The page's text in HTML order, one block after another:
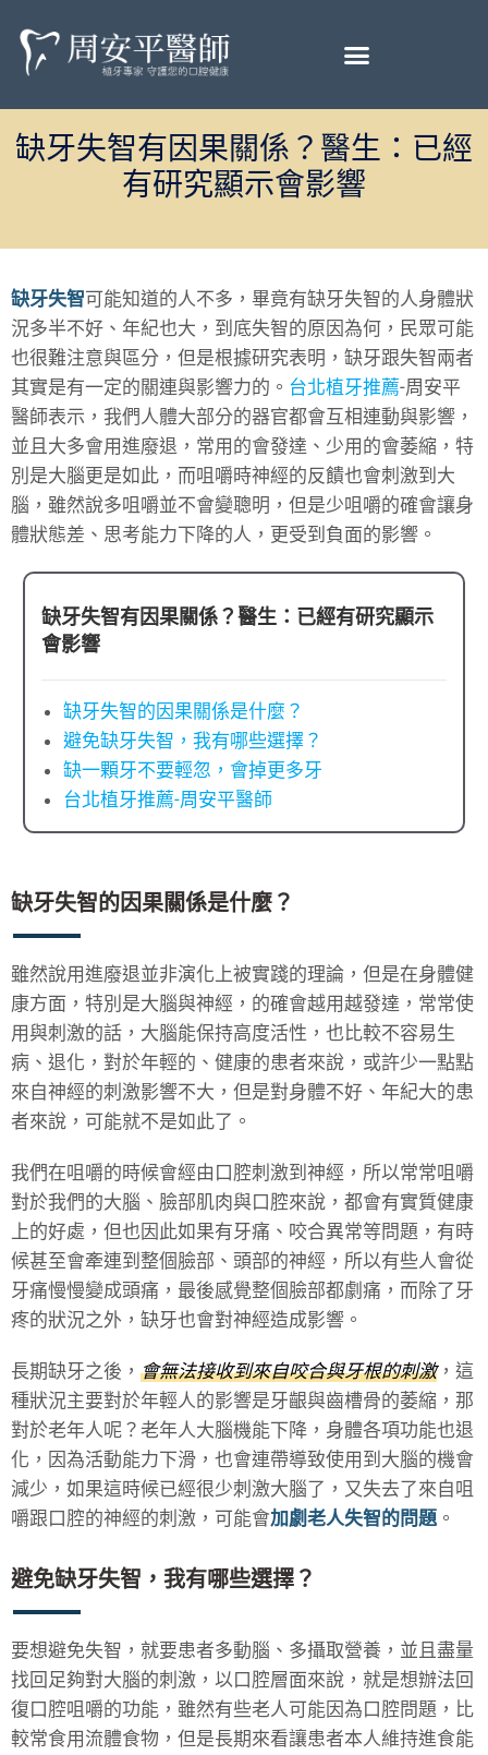
缺牙失智有因果關係？醫生：已經
有研究顯示會影響
缺牙失智可能知道的人不多，畢竟有缺牙失智的人身體狀
況多半不好、年紀也大，到底失智的原因為何，民眾可能
也很難注意與區分，但是根據研究表明，缺牙跟失智兩者
其實是有一定的關連與影響力的。 台北植牙推薦-周安平
醫師表示，我們人體大部分的器官都會互相連動與影響，
並且大多會用進廢退，常用的會發達、少用的會萎縮，特
別是大腦更是如此，而咀嚼時神經的反饋也會刺激到大
腦，雖然說多咀嚼並不會變聰明，但是少咀嚼的確會讓身
體狀態差、思考能力下降的人，更受到負面的影響。
缺牙失智有因果關係？醫生：已經有研究顯示
會影響
缺牙失智的因果關係是什麼？
避免缺牙失智，我有哪些選擇？
缺一顆牙不要輕忽，會掉更多牙
台北植牙推薦-周安平醫師
缺牙失智的因果關係是什麼？
雖然說用進廢退並非演化上被實踐的理論，但是在身體健
康方面，特別是大腦與神經，的確會越用越發達，常常使
用與刺激的話，大腦能保持高度活性，也比較不容易生
病、退化，對於年輕的、健康的患者來說，或許少一點點
來自神經的刺激影響不大，但是對身體不好、年紀大的患
者來說，可能就不是如此了。
我們在咀嚼的時候會經由口腔刺激到神經，所以常常咀嚼
對於我們的大腦、臉部肌肉與口腔來說，都會有實質健康
上的好處，但也因此如果有牙痛、咬合異常等問題，有時
候甚至會牽連到整個臉部、頭部的神經，所以有些人會從
牙痛慢慢變成頭痛，最後感覺整個臉部都劇痛，而除了牙
疼的狀況之外，缺牙也會對神經造成影響。
長期缺牙之後， 會無法接收到來自咬合與牙根的刺激，這
種狀況主要對於年輕人的影響是牙齦與齒槽骨的萎縮，那
對於老年人呢？老年人大腦機能下降，身體各項功能也退
化，因為活動能力下滑，也會連帶導致使用到大腦的機會
減少，如果這時候已經很少刺激大腦了，又失去了來自咀
嚼跟口腔的神經的刺激，可能會加劇老人失智的問題 。
避免缺牙失智，我有哪些選擇？
要想避免失智，就要患者多動腦、多攝取營養，並且盡量
找回足夠對大腦的刺激，以口腔層面來說，就是想辦法回
復口腔咀嚼的功能，雖然有些老人可能因為口腔問題，比
較常食用流體食物，但是長期來看讓患者本人維持進食能